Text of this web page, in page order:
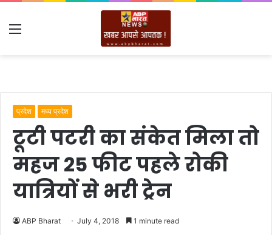
Menu
प्रदेश मध्य प्रदेश
टूटी पटरी का संकेत मिला तो
महज 25 फीट पहले रोकी
यात्रियों से भरी ट्रेन
ABP Bharat July 4, 2018 1 minute read